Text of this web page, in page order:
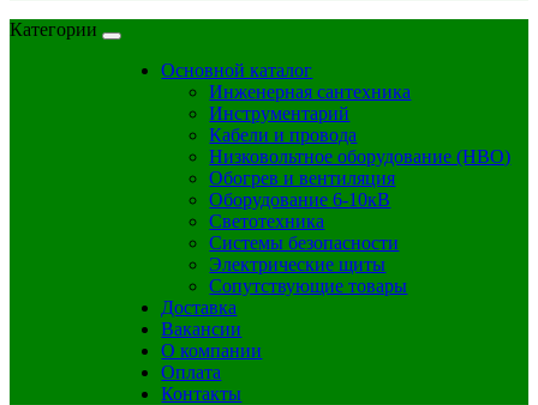
Категории
Основной каталог
Инженерная сантехника
Инструментарий
Кабели и провода
Низковольтное оборудование (НВО)
Обогрев и вентиляция
Оборудование 6-10кВ
Светотехника
Системы безопасности
Электрические щиты
Сопутствующие товары
Доставка
Вакансии
О компании
Оплата
Контакты